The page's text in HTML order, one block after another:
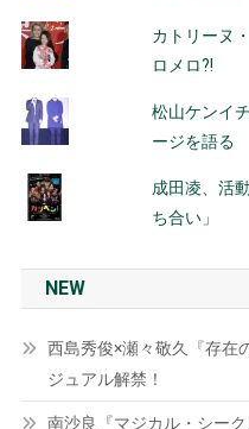
カトリーヌ
ロメロ?!
松山ケンイ
ージを語る
成田凌、活
ち合い」
NEW
西島秀俊×瀬々敬久『存在
ジュアル解禁！
南沙良『マジカル・シー